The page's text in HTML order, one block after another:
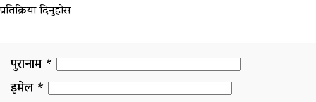
प्रतिक्रिया दिनुहोस
पुरानाम *
इमेल *